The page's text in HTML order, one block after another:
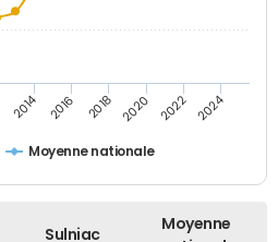
Moyenne nationale
2014 2016 2018 2020 2022 2024
Sulniac
Moyenne